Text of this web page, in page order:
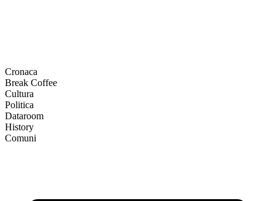
Cronaca
Break Coffee
Cultura
Politica
Dataroom
History
Comuni